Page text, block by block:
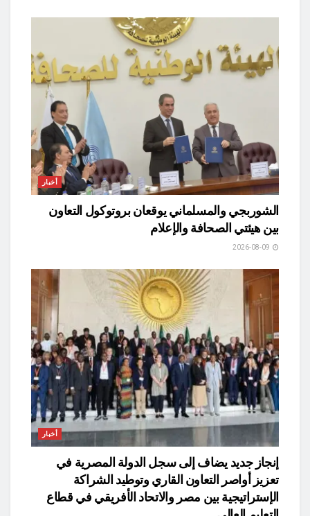
أخبار
الشوربجي والمسلماني يوقعان بروتوكول التعاون
بين هيئتي الصحافة والإعلام
أخبار
​إنجاز جديد يضاف إلى سجل الدولة المصرية في
تعزيز أواصر التعاون القاري وتوطيد الشراكة
الإستراتيجية بين مصر والاتحاد الأفريقي في قطاع